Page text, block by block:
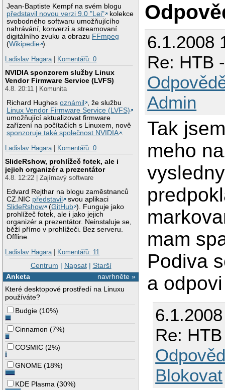
Jean-Baptiste Kempf na svém blogu
představil novou verzi 9.0 "Lei"
kolekce
svobodného softwaru umožňujícího
nahrávání, konverzi a streamovaní
digitálního zvuku a obrazu FFmpeg
(Wikipedie ).
Ladislav Hagara| Komentářů: 0
NVIDIA sponzorem služby Linux
Vendor Firmware Service (LVFS)
4.8. 20:11 | Komunita
Richard Hughesoznámil
, že službu
Linux Vendor Firmware Service (LVFS)
umožňující aktualizovat firmware
zařízení na počítačích s Linuxem, nově
sponzoruje také společnost NVIDIA .
Ladislav Hagara| Komentářů: 0
SlideRshow, prohlížeč fotek, ale i
jejich organizér a prezentátor
4.8. 12:22 | Zajímavý software
Edvard Rejthar na blogu zaměstnanců
CZ.NIC představil
svou aplikaci
SlideRshow
(GitHub ). Funguje jako
prohlížeč fotek, ale i jako jejich
organizér a prezentátor. Neinstaluje se,
běží přímo v prohlížeči. Bez serveru.
Offline.
Ladislav Hagara| Komentářů: 11
Centrum | Napsat| Starší
navrhněte »
Anketa
Které desktopové prostředí na Linuxu
používáte?
Budgie (10%)
Cinnamon (7%)
COSMIC (2%)
GNOME (18%)
KDE Plasma (30%)
6.1.2008
Re: HTB
Admin
Tak
meho
mam
Podiva
a
Re:
Blokovat